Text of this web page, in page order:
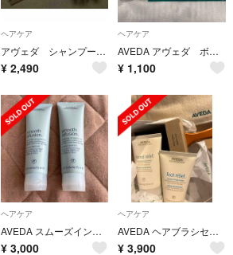
ヘアケア
アヴェダ シャンプー&トリートメントセット
¥ 2,490
ヘアケア
AVEDA アヴェダ ボタニカルリペア美容液とヘアートリートメント未使用品
¥ 1,100
ヘアケア
AVEDA スムーズインフュージョン グロスストレイトナー
¥ 3,000
ヘアケア
AVEDA ヘアブラシセット
¥ 3,900